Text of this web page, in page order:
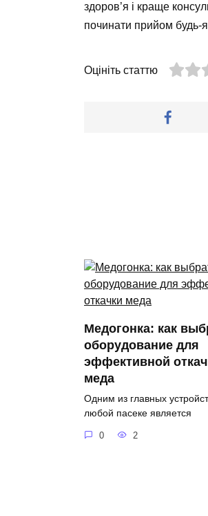
здоров’я і краще
починати прийом будь-
Оцініть статтю
Медогонка: как
оборудование для
эффективной
меда
Одним из главных
любой пасеке является
0 2